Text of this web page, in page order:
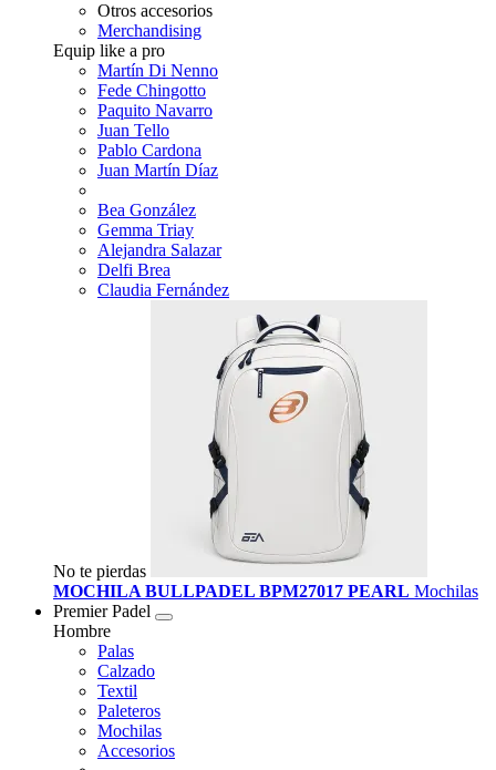
Otros accesorios
Merchandising
Equip like a pro
Martín Di Nenno
Fede Chingotto
Paquito Navarro
Juan Tello
Pablo Cardona
Juan Martín Díaz
Bea González
Gemma Triay
Alejandra Salazar
Delfi Brea
Claudia Fernández
No te pierdas
MOCHILA BULLPADEL BPM27017 PEARL Mochilas
Premier Padel
Hombre
Palas
Calzado
Textil
Paleteros
Mochilas
Accesorios